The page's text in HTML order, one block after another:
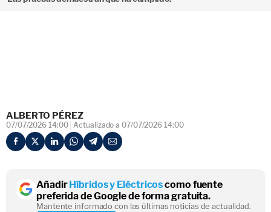
ALBERTO PÉREZ
07/07/2026 14:00 Actualizado a 07/07/2026 14:00
AñadirHíbridos y Eléctricoscomo fuente
preferida de Google de forma gratuita.
Mantente informado con las últimas noticias de actualidad.